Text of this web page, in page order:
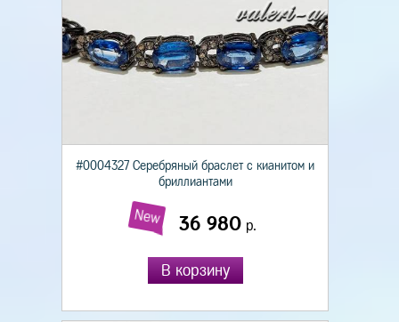
#0004327 Серебряный браслет с кианитом и
бриллиантами
New 36 980р.
В корзину